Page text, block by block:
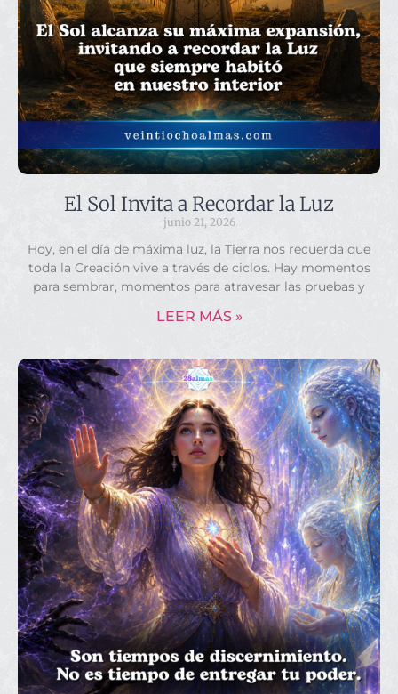
El Sol Invita a Recordar la Luz
junio 21, 2026
Hoy, en el día de máxima luz, la Tierra nos recuerda que
toda la Creación vive a través de ciclos. Hay momentos
para sembrar, momentos para atravesar las pruebas y
LEER MÁS »